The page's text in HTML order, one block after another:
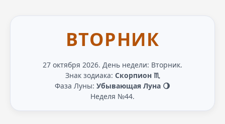
ВТОРНИК
27 октября 2026. День недели: Вторник.
Знак зодиака: Скорпион ♏
Фаза Луны: Убывающая Луна 🌖
Неделя №44.